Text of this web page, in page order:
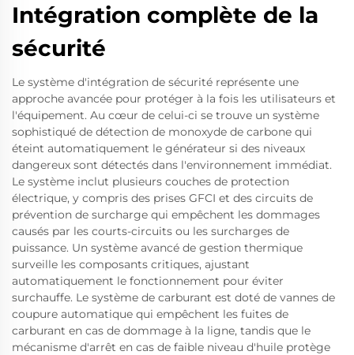
Intégration complète de la
sécurité
Le système d'intégration de sécurité représente une
approche avancée pour protéger à la fois les utilisateurs et
l'équipement. Au cœur de celui-ci se trouve un système
sophistiqué de détection de monoxyde de carbone qui
éteint automatiquement le générateur si des niveaux
dangereux sont détectés dans l'environnement immédiat.
Le système inclut plusieurs couches de protection
électrique, y compris des prises GFCI et des circuits de
prévention de surcharge qui empêchent les dommages
causés par les courts-circuits ou les surcharges de
puissance. Un système avancé de gestion thermique
surveille les composants critiques, ajustant
automatiquement le fonctionnement pour éviter
surchauffe. Le système de carburant est doté de vannes de
coupure automatique qui empêchent les fuites de
carburant en cas de dommage à la ligne, tandis que le
mécanisme d'arrêt en cas de faible niveau d'huile protège